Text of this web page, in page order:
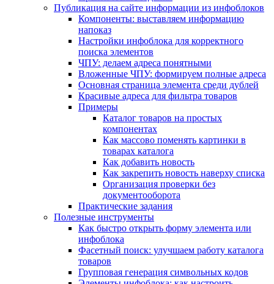
Публикация на сайте информации из инфоблоков
Компоненты: выставляем информацию
напоказ
Настройки инфоблока для корректного
поиска элементов
ЧПУ: делаем адреса понятными
Вложенные ЧПУ: формируем полные адреса
Основная страница элемента среди дублей
Красивые адреса для фильтра товаров
Примеры
Каталог товаров на простых
компонентах
Как массово поменять картинки в
товарах каталога
Как добавить новость
Как закрепить новость наверху списка
Организация проверки без
документооборота
Практические задания
Полезные инструменты
Как быстро открыть форму элемента или
инфоблока
Фасетный поиск: улучшаем работу каталога
товаров
Групповая генерация символьных кодов